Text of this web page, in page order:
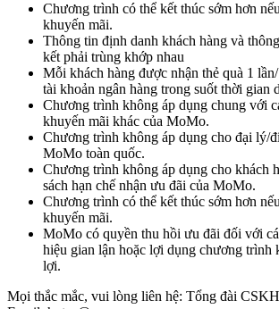
Chương trình có thể kết thúc sớm hơn
khuyến mãi.
Thông tin định danh khách hàng và
kết phải trùng khớp nhau
Mỗi khách hàng được nhận thẻ quà 1
tài khoản ngân hàng trong suốt thời gian
Chương trình không áp dụng chung với
khuyến mãi khác của MoMo.
Chương trình không áp dụng cho đại lý/
MoMo toàn quốc.
Chương trình không áp dụng cho khách
sách hạn chế nhận ưu đãi của MoMo.
Chương trình có thể kết thúc sớm hơn
khuyến mãi.
MoMo có quyền thu hồi ưu đãi đối với
hiệu gian lận hoặc lợi dụng chương trình
lợi.
Mọi thắc mắc, vui lòng liên hệ: Tổng đài